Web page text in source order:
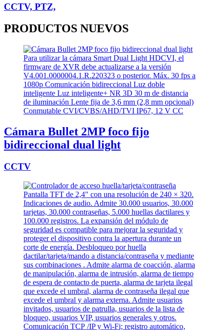
CCTV, PTZ,
PRODUCTOS NUEVOS
Cámara Bullet 2MP foco fijo
bidireccional dual light
CCTV